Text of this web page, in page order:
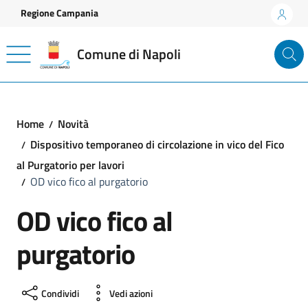
Vai ai contenuti
Vai al footer
Regione Campania
Comune di Napoli
Home
Novità
Dispositivo temporaneo di circolazione in vico del Fico
al Purgatorio per lavori
OD vico fico al purgatorio
OD vico fico al
purgatorio
Condividi Vedi azioni